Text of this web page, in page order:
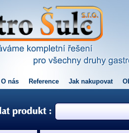
O nás Reference Jak nakupovat